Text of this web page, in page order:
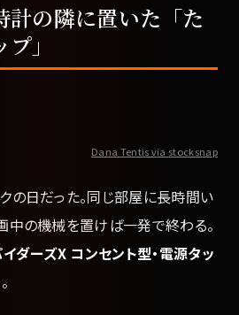
計の隣に置いた「た
」
Dana Tentis via stocksnap
の日だった。同じ部屋に長時間い
中の機械を置けば一発で終わる。
ダーズX コンセント型・電源タッ
。